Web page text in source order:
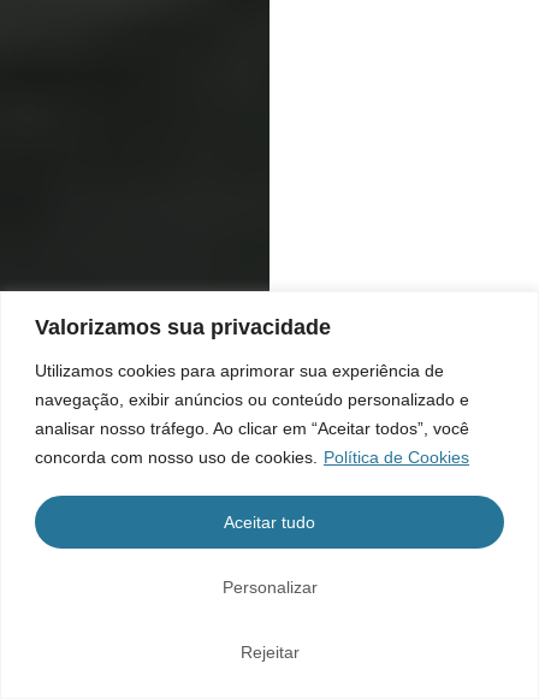
Valorizamos sua privacidade
Utilizamos cookies para aprimorar sua experiência de
navegação, exibir anúncios ou conteúdo personalizado e
analisar nosso tráfego. Ao clicar em “Aceitar todos”, você
concorda com nosso uso de cookies.
Política de Cookies
Personalizar
Rejeitar
Aceitar tudo